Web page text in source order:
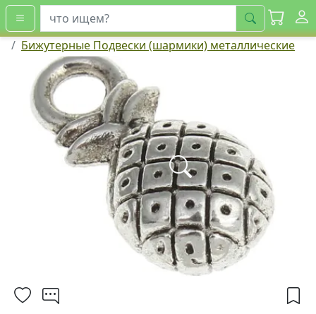
искать
Бижутерные Подвески (шармики) металлические